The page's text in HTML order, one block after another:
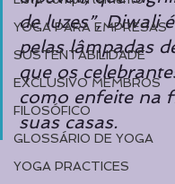
YOGA PARA EMPRESAS
SUSTENTABILIDADE
EXCLUSIVO MEMBROS
FILOSÓFICO
GLOSSÁRIO DE YOGA
YOGA PRACTICES
de luzes”, Diwali
pelas lâmpadas
que os
como enfeite na
suas casas.